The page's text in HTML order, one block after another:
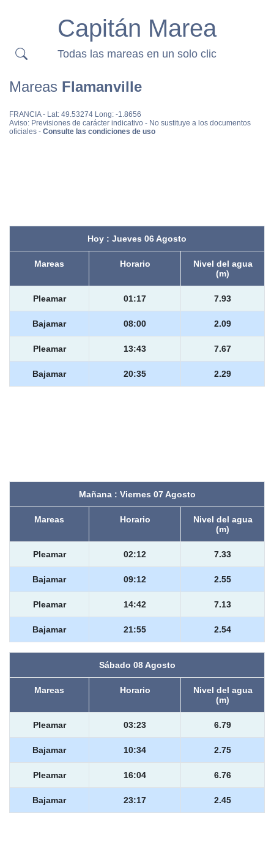
Capitán Marea
Todas las mareas en un solo clic
Mareas Flamanville
FRANCIA- Lat: 49.53274 Long: -1.8656
Aviso: Previsiones de carácter indicativo - No sustituye a los documentos
oficiales - Consulte las condiciones de uso
Hoy : Jueves 06 Agosto
Mareas Horario
Nivel del agua
(m)
Pleamar 01:17 7.93
Bajamar 08:00 2.09
Pleamar 13:43 7.67
Bajamar 20:35 2.29
Mañana : Viernes 07 Agosto
Mareas Horario
Nivel del agua
(m)
Pleamar 02:12 7.33
Bajamar 09:12 2.55
Pleamar 14:42 7.13
Bajamar 21:55 2.54
Sábado 08 Agosto
Mareas Horario
Nivel del agua
(m)
Pleamar 03:23 6.79
Bajamar 10:34 2.75
Pleamar 16:04 6.76
Bajamar 23:17 2.45